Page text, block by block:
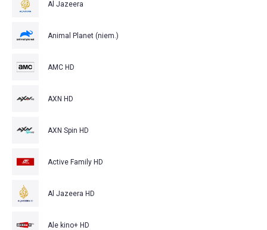
Al Jazeera
Animal Planet (niem.)
AMC HD
AXN HD
AXN Spin HD
Active Family HD
Al Jazeera HD
Ale kino+ HD